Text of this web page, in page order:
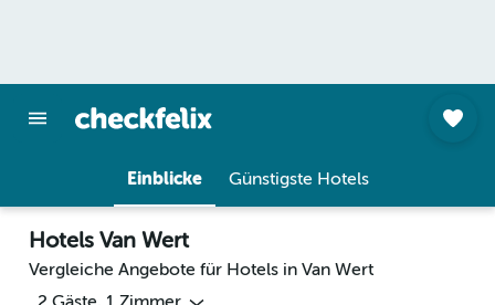
Einblicke Günstigste Hotels
Hotels Van Wert
Vergleiche Angebote für Hotels in Van Wert